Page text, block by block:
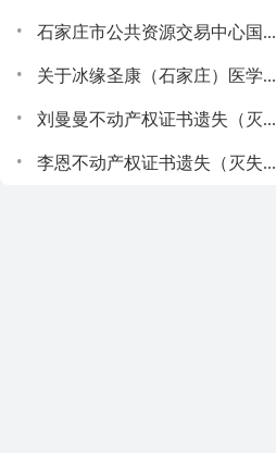
. 石家庄市公共资源交易中心国...
. 关于冰缘圣康（石家庄）医学...
. 刘曼曼不动产权证书遗失（灭...
. 李恩不动产权证书遗失（灭失...